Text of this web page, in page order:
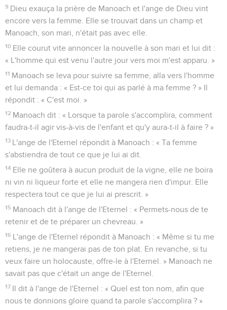
9 Dieu exauça la prière de Manoach et l'ange de Dieu vint
encore vers la femme. Elle se trouvait dans un champ et
Manoach, son mari, n'était pas avec elle.
10 Elle courut vite annoncer la nouvelle à son mari et lui dit :
« L'homme qui est venu l'autre jour vers moi m'est apparu. »
11 Manoach se leva pour suivre sa femme, alla vers l'homme
et lui demanda : « Est-ce toi qui as parlé à ma femme ? » Il
répondit : « C'est moi. »
12 Manoach dit : « Lorsque ta parole s'accomplira, comment
faudra-t-il agir vis-à-vis de l'enfant et qu'y aura-t-il à faire ? »
13 L'ange de l'Eternel répondit à Manoach : « Ta femme
s'abstiendra de tout ce que je lui ai dit.
14 Elle ne goûtera à aucun produit de la vigne, elle ne boira
ni vin ni liqueur forte et elle ne mangera rien d'impur. Elle
respectera tout ce que je lui ai prescrit. »
15 Manoach dit à l'ange de l'Eternel : « Permets-nous de te
retenir et de te préparer un chevreau. »
16 L'ange de l'Eternel répondit à Manoach : « Même si tu me
retiens, je ne mangerai pas de ton plat. En revanche, si tu
veux faire un holocauste, offre-le à l'Eternel. » Manoach ne
savait pas que c'était un ange de l'Eternel.
17 Il dit à l'ange de l'Eternel : « Quel est ton nom, afin que
nous te donnions gloire quand ta parole s'accomplira ? »